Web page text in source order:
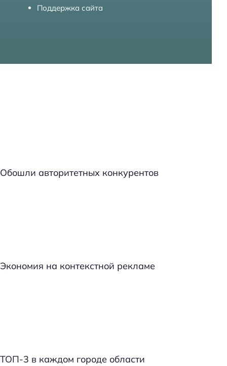
Поддержка сайта
Обошли авторитетных конкурентов
Экономия на контекстной рекламе
ТОП-3 в каждом городе области